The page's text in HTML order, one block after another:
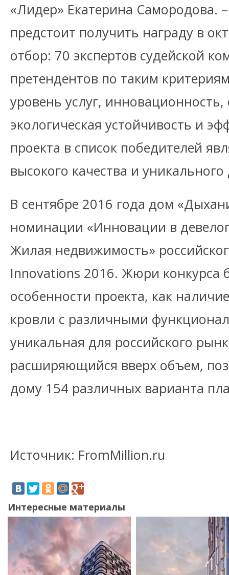
«Лидер» Екатерина Самородова.
предстоит получить награду в
отбор: 70 экспертов судейской
претендентов по таким
уровень услуг,
экологическая устойчивость и
проекта в список победителей
высокого качества и
В сентябре 2016 года дом
номинации «Инновации в
Жилая недвижимость»
Innovations 2016. Жюри конкурса
особенности проекта, как
кровли с различными
уникальная для российского
расширяющийся вверх объем,
дому 154 различных варианта
Источник: FromMillion.ru
Интересные материалы